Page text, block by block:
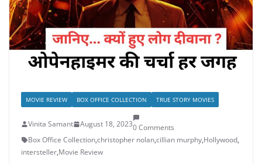
MOVIE REVIEW BOX OFFICE COLLECTION TRUE STORY MOVIES
Vinita Samant August 18, 20230 Comments
Box Office Collection,christopher nolan,cillian murphy,Hollywood,
intersteller,Movie Review